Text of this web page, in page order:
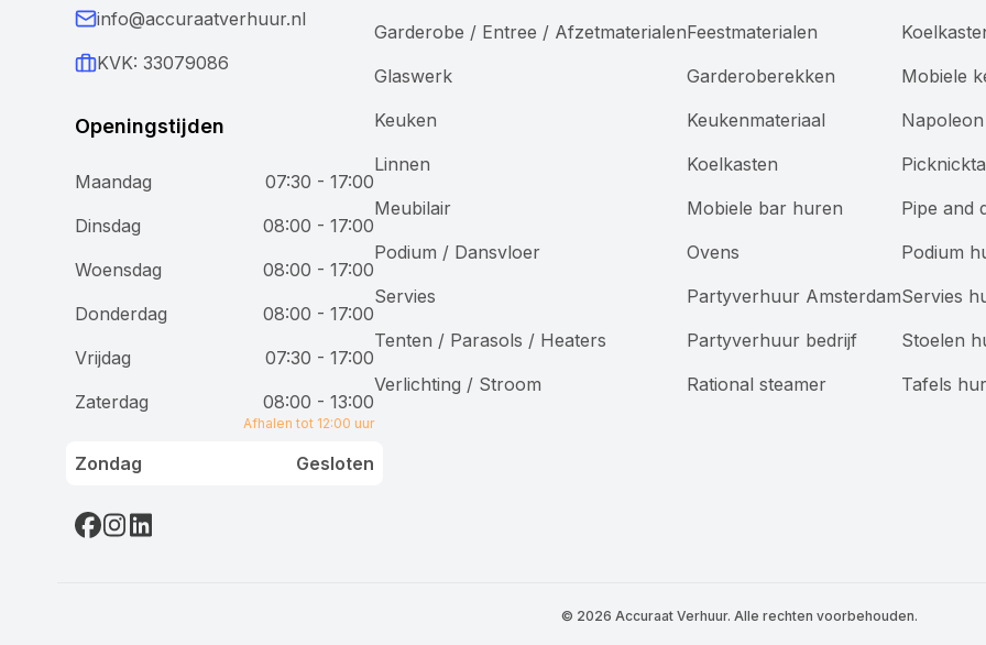
info@accuraatverhuur.nl
KVK: 33079086
Openingstijden
Maandag
07:30 - 17:00
Dinsdag
08:00 - 17:00
Woensdag
08:00 - 17:00
Donderdag
08:00 - 17:00
Vrijdag
07:30 - 17:00
Zaterdag
08:00 - 13:00
Afhalen tot 12:00 uur
Zondag Gesloten
Garderobe / Entree / Afzetmaterialen
Glaswerk
Keuken
Linnen
Meubilair
Podium / Dansvloer
Servies
Tenten / Parasols / Heaters
Verlichting / Stroom
Feestmaterialen
Garderoberekken
Keukenmateriaal
Koelkasten
Mobiele bar huren
Ovens
Partyverhuur Amsterdam
Partyverhuur bedrijf
Rational steamer
Mobiele
Pipe and
Podium
Servies
Stoelen
Tafels
© 2026 Accuraat Verhuur. Alle rechten voorbehouden.
Wij gebruiken cookies
Bij Accuraat Verhuur maken we gebruik van cookies en
vergelijkbare technologieën voor verschillende
doeleinden. We plaatsen functionele cookies om onze
website goed te laten werken, analytische cookies om
onze dienstverlening te verbeteren, en marketingcookies
om je gepersonaliseerde advertenties te tonen. Je hebt
controle over je voorkeuren en kunt kiezen welke cookies